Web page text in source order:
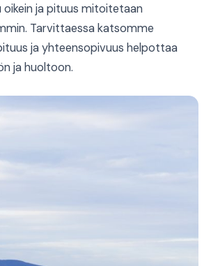
ja pituus mitoitetaan
Tarvittaessa katsomme
ja yhteensopivuus helpottaa
ja huoltoon.